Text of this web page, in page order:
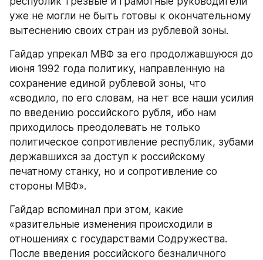
уже не могли не быть готовы к окончательному
вытеснению своих стран из рублевой зоны.
Гайдар упрекал МВФ за его продолжавшуюся до
июня 1992 года политику, направленную на
сохранение единой рублевой зоны, что
«сводило, по его словам, на нет все наши усилия
по введению российского рубля, ибо нам
приходилось преодолевать не только
политическое сопротивление республик, зубами
державшихся за доступ к российскому
печатному станку, но и сопротивление со
стороны МВФ».
Гайдар вспоминал при этом, какие
«разительные изменения происходили в
отношениях с государствами Содружества.
После введения российского безналичного